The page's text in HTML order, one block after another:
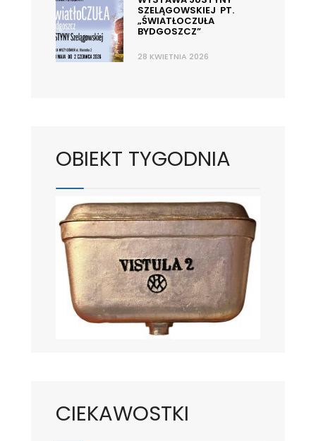
SZELĄGOWSKIEJ PT.
„ŚWIATŁOCZUŁA
BYDGOSZCZ”
28 KWIETNIA 2026
OBIEKT TYGODNIA
CIEKAWOSTKI